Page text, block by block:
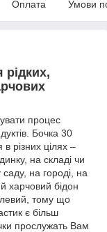
Оплата Умови
рідких,
процес
Бочка 30
в різних цілях –
на складі чи
на городі, на
харчовий бідон
тому що
є більш
прослужать Вам